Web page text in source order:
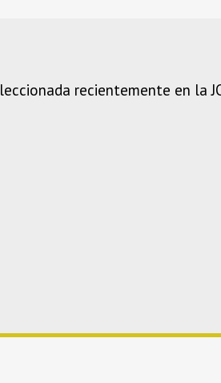
recientemente en la